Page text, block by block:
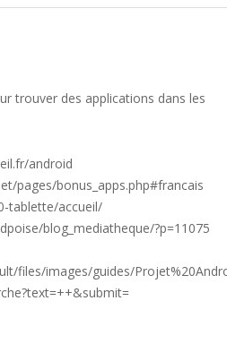
trouver des applications dans les
android
pages/bonus_apps.php#francais
tablette/accueil/
blog_mediatheque/?p=11075
files/images/guides/